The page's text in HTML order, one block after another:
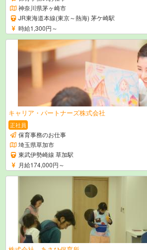
神奈川県茅ヶ崎市
JR東海道本線(東京～熱海) 茅ケ崎駅
時給1,300円～
キャリア・パートナーズ株式会社
正社員
保育事務のお仕事
埼玉県草加市
東武伊勢崎線 草加駅
月給174,000円～